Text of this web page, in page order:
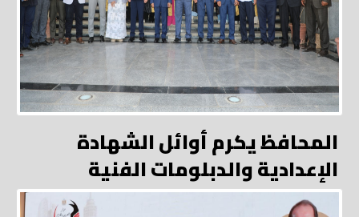
المحافظ يكرم أوائل الشهادة
الإعدادية والدبلومات الفنية